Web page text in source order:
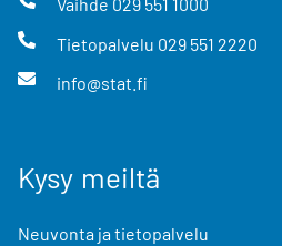
Vaihde 029 551 1000
Tietopalvelu 029 551 2220
info@stat.fi
Kysy meiltä
Neuvonta ja tietopalvelu